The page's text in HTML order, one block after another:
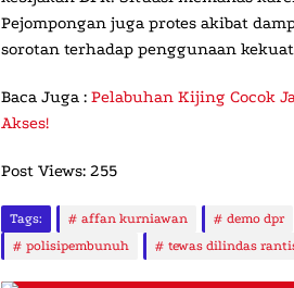
Pejompongan juga protes akibat
sorotan terhadap penggunaan
Baca Juga : Pelabuhan Kijing Cocok
Akses!
Post Views: 255
Tags: affan kurniawan demo dpr
polisipembunuh
tewas dilindas